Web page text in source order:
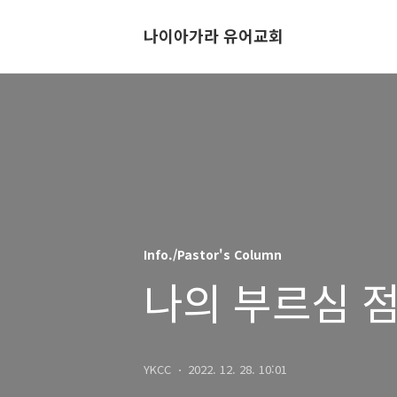
나이아가라 유어교회
Info./Pastor's Column
나의 부르심
YKCC 2022. 12. 28. 10:01